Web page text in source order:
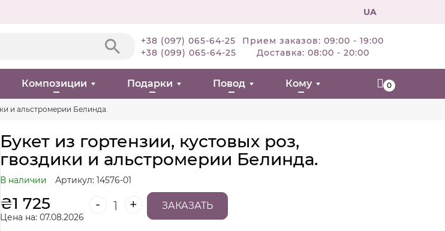
UA
+38 (097) 065-64-25
+38 (099) 065-64-25
Прием заказов: 09:00 - 19:00
Доставка: 08:00 - 20:00
Композиции Подарки Повод Кому 0
и альстромерии Белинда.
Букет из гортензии, кустовых роз,
гвоздики и альстромерии Белинда.
В наличии Артикул: 14576-01
₴1 725
Цена на: 07.08.2026
- + ЗАКАЗАТЬ